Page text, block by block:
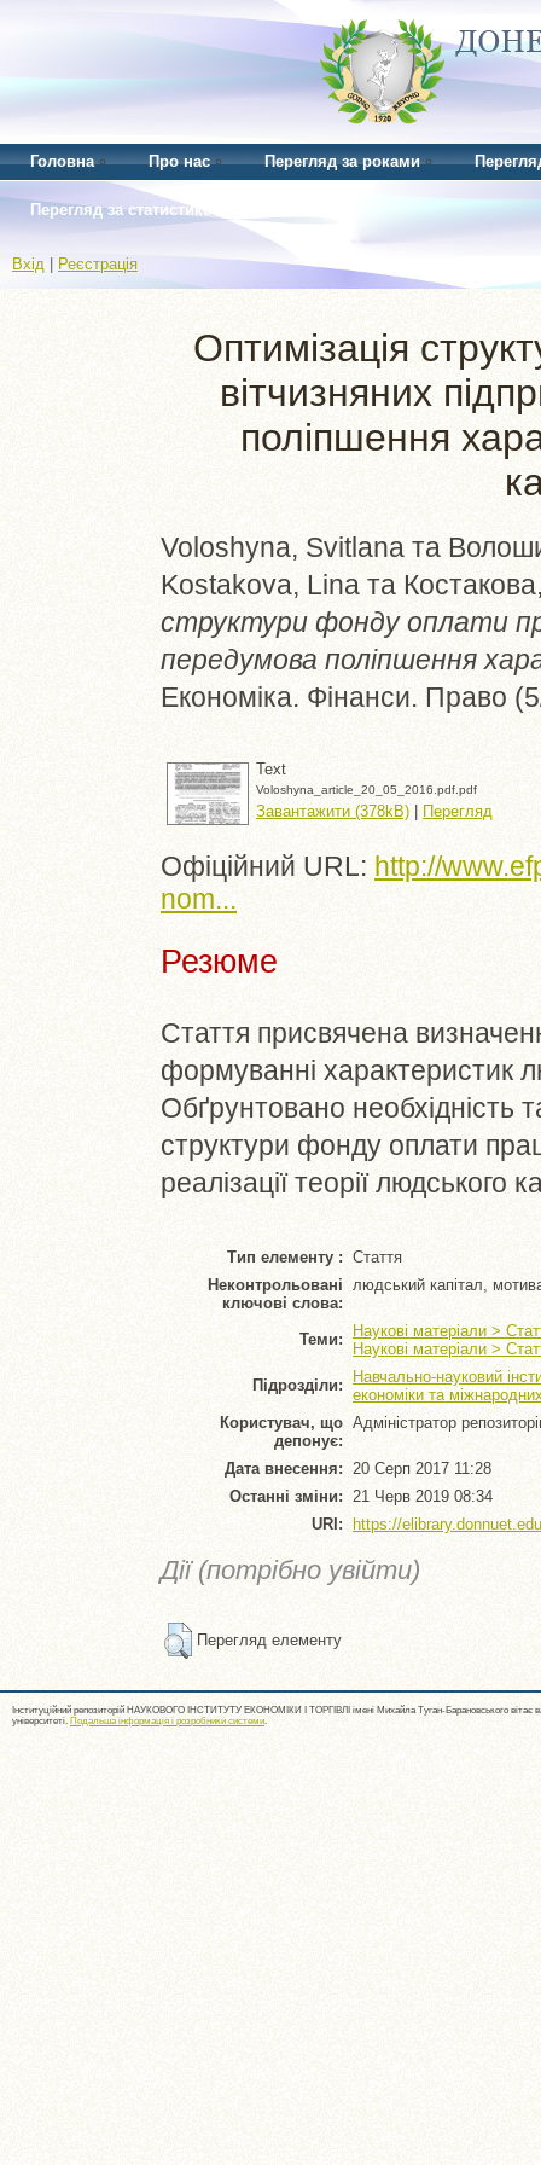
Головна Про нас Перегляд за роками
Перегляд за статистикою
Вхід Реєстрація
Оптимізація
вітчизняних
поліпшення
Voloshyna, Svitlana та
Kostakova, Lina та
структури фонду оплати
передумова поліпшення
Економіка. Фінанси. Право
Text
Voloshyna_article_20_05_2016.pdf.pdf
Завантажити (378kB) | Перегляд
Офіційний URL: http://
nom...
Резюме
Стаття присвячена
формуванні характеристик
Обґрунтовано необхідність
структури фонду оплати
реалізації теорії людського
Тип елементу : Стаття
Неконтрольовані
ключові слова:
людський капітал,
Теми:
Наукові матеріали >
Наукові матеріали >
Підрозділи:
Навчально-науковий
економіки та
Користувач, що
депонує:
Адміністратор
Дата внесення: 20 Серп 2017 11:28
Останні зміни: 21 Черв 2019 08:34
URI:
https://
Дії (потрібно увійти)
Перегляд елементу
Інституційний репозиторій НАУКОВОГО ІНСТИТУТУ ЕКОНОМІКИ І ТОРГІВЛІ імені Михайла Туган-Барановського вітає
університеті. Подальша інформація і розробники системи